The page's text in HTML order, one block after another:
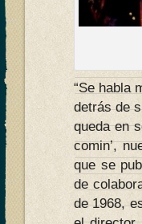
“Se habla
detrás de
queda en
comin’,
que se
de
de 1968,